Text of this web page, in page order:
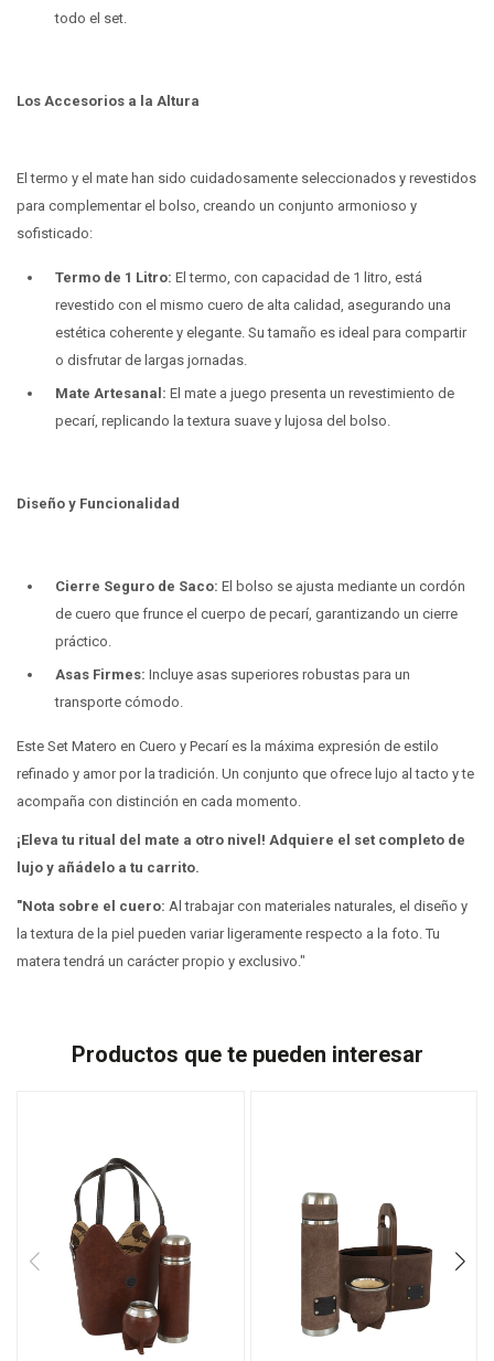
todo el set.
Los Accesorios a la Altura
El termo y el mate han sido cuidadosamente seleccionados y revestidos
para complementar el bolso, creando un conjunto armonioso y
sofisticado:
Termo de 1 Litro: El termo, con capacidad de 1 litro, está
revestido con el mismo cuero de alta calidad, asegurando una
estética coherente y elegante. Su tamaño es ideal para compartir
o disfrutar de largas jornadas.
Mate Artesanal: El mate a juego presenta un revestimiento de
pecarí, replicando la textura suave y lujosa del bolso.
Diseño y Funcionalidad
Cierre Seguro de Saco: El bolso se ajusta mediante un cordón
de cuero que frunce el cuerpo de pecarí, garantizando un cierre
práctico.
Asas Firmes: Incluye asas superiores robustas para un
transporte cómodo.
Este Set Matero en Cuero y Pecarí es la máxima expresión de estilo
refinado y amor por la tradición. Un conjunto que ofrece lujo al tacto y te
acompaña con distinción en cada momento.
¡Eleva tu ritual del mate a otro nivel! Adquiere el set completo de
lujo y añádelo a tu carrito.
"Nota sobre el cuero: Al trabajar con materiales naturales, el diseño y
la textura de la piel pueden variar ligeramente respecto a la foto. Tu
matera tendrá un carácter propio y exclusivo."
Productos que te pueden interesar